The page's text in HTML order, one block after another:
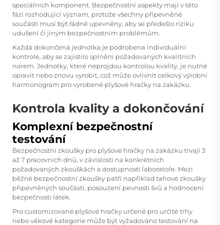
speciálních komponent. Bezpečnostní aspekty mají v této
fázi rozhodující význam, protože všechny připevněné
součásti musí být řádně upevněny, aby se předešlo riziku
udušení či jiným bezpečnostním problémům.
Každá dokončená jednotka je podrobena individuální
kontrole, aby se zajistilo splnění požadovaných kvalitních
norem. Jednotky, které neprojdou kontrolou kvality, je nutné
opravit nebo znovu vyrobit, což může ovlivnit celkový výrobní
harmonogram pro vyrobené plyšové hračky na zakázku.
Kontrola kvality a dokončování
Komplexní bezpečnostní
testování
Bezpečnostní zkoušky pro plyšové hračky na zakázku trvají 3
až 7 pracovních dnů, v závislosti na konkrétních
požadovaných zkouškách a dostupnosti laboratoře. Mezi
běžné bezpečnostní zkoušky patří například tahové zkoušky
připevněných součástí, posouzení pevnosti švů a hodnocení
bezpečnosti látek.
Pro customizované plyšové hračky určené pro určité trhy
nebo věkové kategorie může být vyžadováno testování na